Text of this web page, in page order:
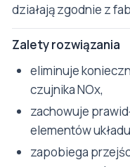
działają zgodnie z
Zalety rozwiązania
eliminuje
czujnika NOx,
zachowuje
elementów
zapobiega